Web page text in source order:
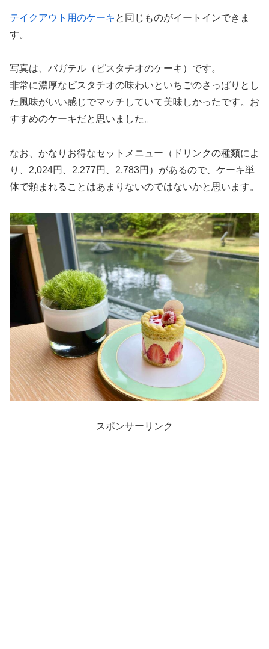
テイクアウト用のケーキ と同じものがイートインできま
す。
写真は、バガテル（ピスタチオのケーキ）です。
非常に濃厚なピスタチオの味わいといちごのさっぱりとし
た風味がいい感じでマッチしていて美味しかったです。お
すすめのケーキだと思いました。
なお、かなりお得なセットメニュー（ドリンクの種類によ
り、2,024円、2,277円、2,783円）があるので、ケーキ単
体で頼まれることはあまりないのではないかと思います。
スポンサーリンク